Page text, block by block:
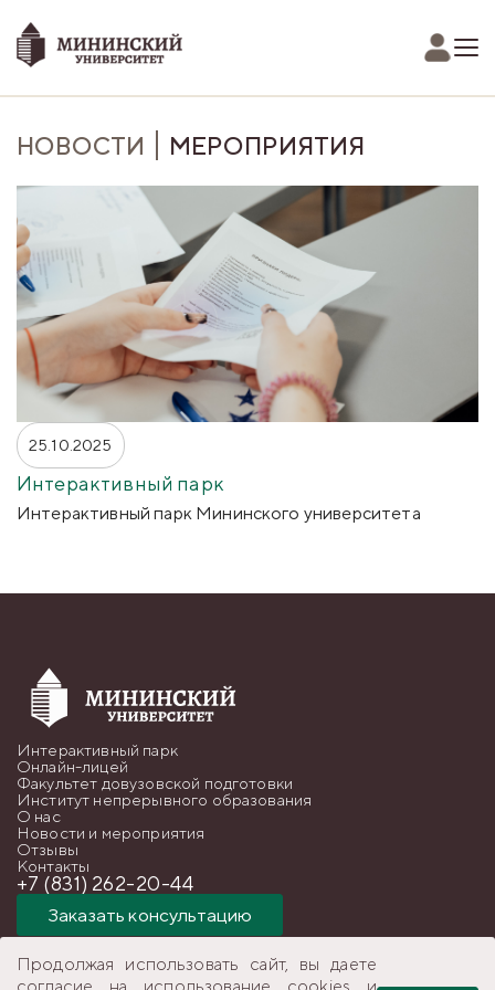
НОВОСТИ МЕРОПРИЯТИЯ
25.10.2025
Интерактивный парк
Интерактивный парк Мининского университета
Интерактивный парк
Онлайн-лицей
Факультет довузовской подготовки
Институт непрерывного образования
О нас
Новости и мероприятия
Отзывы
Контакты
+7 (831) 262-20-44
Заказать консультацию
Продолжая использовать сайт, вы даете